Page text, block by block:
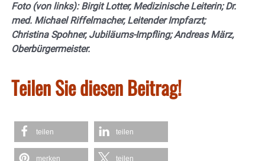
Foto (von links): Birgit Lotter, Medizinische Leiterin; Dr.
med. Michael Riffelmacher, Leitender Impfarzt;
Christina Spohner, Jubiläums-Impfling; Andreas März,
Oberbürgermeister.
Teilen Sie diesen Beitrag!
teilen teilen
merken teilen